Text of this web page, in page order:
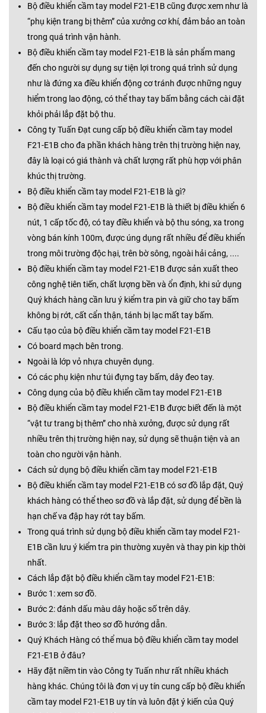
Bộ điều khiển cầm tay model F21-E1B cũng được xem như là
“phụ kiện trang bị thêm” của xưởng cơ khí, đảm bảo an toàn
trong quá trình vận hành.
Bộ điều khiển cầm tay model F21-E1B là sản phẩm mang
đến cho người sự dụng sự tiện lợi trong quá trình sử dụng
như là đứng xa điều khiển động cơ tránh được những nguy
hiểm trong lao động, có thể thay tay bấm bằng cách cài đặt
khỏi phải lắp đặt bộ thu.
Công ty Tuấn Đạt cung cấp bộ điều khiển cầm tay model
F21-E1B cho đa phần khách hàng trên thị trường hiện nay,
đây là loại có giá thành và chất lượng rất phù hợp với phân
khúc thị trường.
Bộ điều khiển cầm tay model F21-E1B là gì?
Bộ điều khiển cầm tay model F21-E1B là thiết bị điều khiển 6
nút, 1 cấp tốc độ, có tay điều khiển và bộ thu sóng, xa trong
vòng bán kính 100m, được úng dụng rất nhiều để điều khiển
trong môi trường độc hại, trên bờ sông, ngoài hải cảng, ....
Bộ điều khiển cầm tay model F21-E1B được sản xuất theo
công nghệ tiên tiến, chất lượng bền và ổn định, khi sử dụng
Quý khách hàng cần lưu ý kiểm tra pin và giữ cho tay bấm
không bị rớt, cất cẩn thận, tánh bị lạc mất tay bấm.
Cấu tạo của bộ điều khiển cầm tay model F21-E1B
Có board mạch bên trong.
Ngoài là lớp vỏ nhựa chuyên dụng.
Có các phụ kiện như túi đựng tay bấm, dây đeo tay.
Công dụng của bộ điều khiển cầm tay model F21-E1B
Bộ điều khiển cầm tay model F21-E1B được biết đến là một
“vật tư trang bị thêm” cho nhà xưởng, được sử dụng rất
nhiều trên thị trường hiện nay, sử dụng sẽ thuận tiện và an
toàn cho người vận hành.
Cách sử dụng bộ điều khiển cầm tay model F21-E1B
Bộ điều khiển cầm tay model F21-E1B có sơ đồ lắp đặt, Quý
khách hàng có thể theo sơ đồ và lắp đặt, sử dụng để bền là
hạn chế va đập hay rớt tay bấm.
Trong quá trình sử dụng bộ điều khiển cầm tay model F21-
E1B cần lưu ý kiểm tra pin thường xuyên và thay pin kịp thời
nhất.
Cách lắp đặt bộ điều khiển cầm tay model F21-E1B:
Bước 1: xem sơ đồ.
Bước 2: đánh dấu màu dây hoặc số trên dây.
Bước 3: lắp đặt theo sơ đồ hướng dẫn.
Quý Khách Hàng có thể mua bộ điều khiển cầm tay model
F21-E1B ở đâu?
Hãy đặt niềm tin vào Công ty Tuấn như rất nhiều khách
hàng khác. Chúng tôi là đơn vị uy tín cung cấp bộ điều khiển
cầm tay model F21-E1B uy tín và luôn đặt ý kiến của Quý